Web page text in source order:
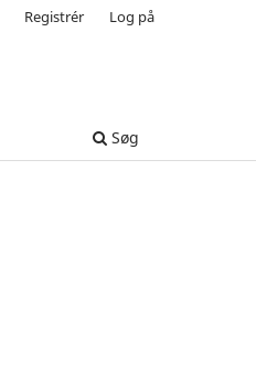
Søg
Registrér Log på